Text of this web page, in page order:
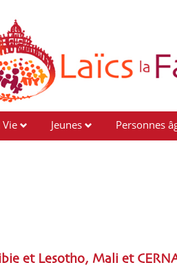
Jeunes Personnes
et Lesotho, Mali et